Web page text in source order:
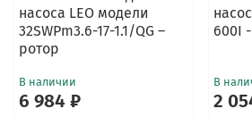
насоса LEO модели
32SWPm3.6-17-1.1/QG –
ротор
В наличии
6 984 ₽
600I
В
2